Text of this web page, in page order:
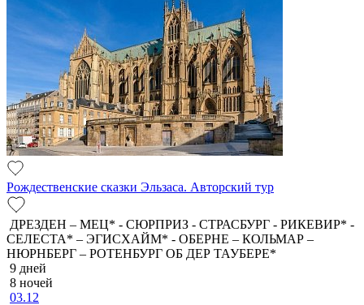
Рождественские сказки Эльзаса. Авторский тур
ДРЕЗДЕН – МЕЦ* - СЮРПРИЗ - СТРАСБУРГ - РИКЕВИР* -
СЕЛЕСТА* – ЭГИСХАЙМ* - ОБЕРНЕ – КОЛЬМАР –
НЮРНБЕРГ – РОТЕНБУРГ ОБ ДЕР ТАУБЕРЕ*
9 дней
8 ночей
03.12